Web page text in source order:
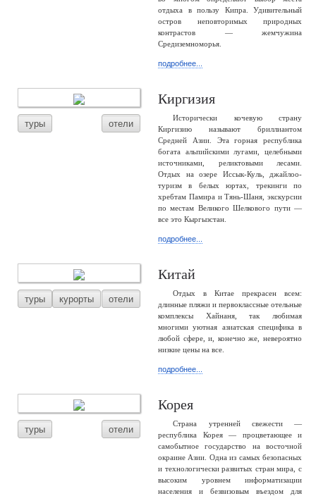
отдыха в пользу Кипра. Удивительный
остров неповторимых природных
контрастов — жемчужина
Средиземноморья.
подробнее...
туры отели
Киргизия
Исторически кочевую страну
Киргизию называют бриллиантом
Средней Азии. Эта горная республика
богата альпийскими лугами, целебными
источниками, реликтовыми лесами.
Отдых на озере Иссык-Куль, джайлоо-
туризм в белых юртах, трекинги по
хребтам Памира и Тянь-Шаня, экскурсии
по местам Великого Шелкового пути —
все это Кыргызстан.
подробнее...
туры курорты отели
Китай
Отдых в Китае прекрасен всем:
длинные пляжи и первоклассные отельные
комплексы Хайнаня, так любимая
многими уютная азиатская специфика в
любой сфере, и, конечно же, невероятно
низкие цены на все.
подробнее...
туры отели
Корея
Страна утренней свежести —
республика Корея — процветающее и
самобытное государство на восточной
окраине Азии. Одна из самых безопасных
и технологически развитых стран мира, с
высоким уровнем информатизации
населения и безвизовым въездом для